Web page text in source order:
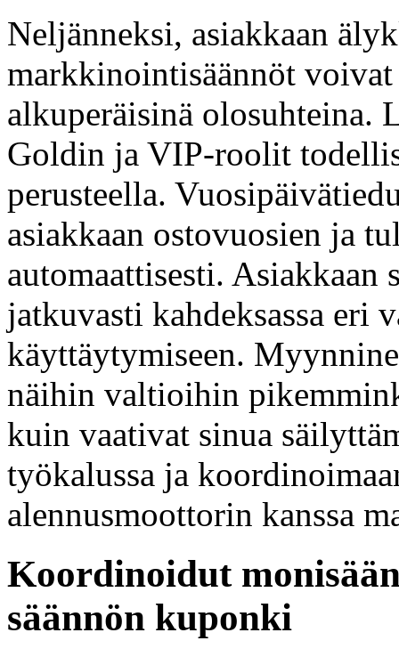
Neljänneksi, asiakkaan
markkinointisäännöt
alkuperäisinä olosuhteina.
Goldin ja VIP-roolit
perusteella.
asiakkaan ostovuosien ja
automaattisesti. Asiakkaan
jatkuvasti kahdeksassa eri
käyttäytymiseen.
näihin valtioihin
kuin vaativat sinua
työkalussa ja
alennusmoottorin kanssa
Koordinoidut
säännön kuponki